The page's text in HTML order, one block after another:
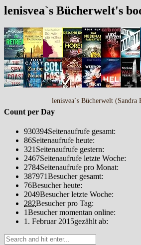
lenisvea`s Bücherwelt's
lenisvea`s Bücherwelt (Sandra
Count per Day
930394Seitenaufrufe gesamt:
86Seitenaufrufe heute:
321 Seitenaufrufe gestern:
2467Seitenaufrufe letzte Woche:
2784Seitenaufrufe pro Monat:
387971Besucher gesamt:
76Besucher heute:
2049Besucher letzte Woche:
282Besucher pro Tag:
1Besucher momentan online:
1. Februar 2015gezählt ab: